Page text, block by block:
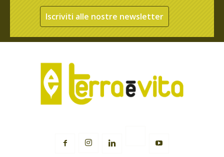
Iscriviti alle nostre newsletter